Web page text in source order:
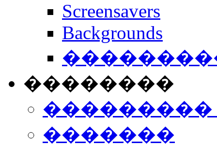
Screensavers
Backgrounds
��������
���������
�������